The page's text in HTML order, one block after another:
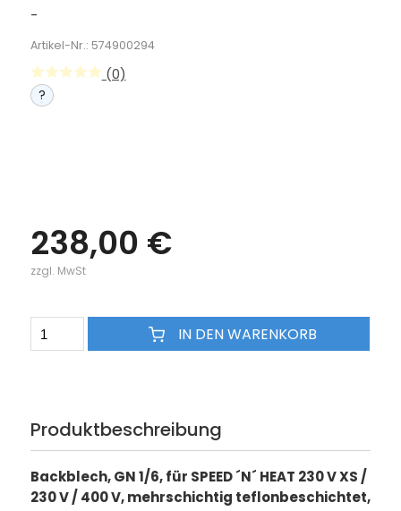
-
Artikel-Nr.: 574900294
(0)
?
238,00 €
zzgl. MwSt
IN DEN WARENKORB
Produktbeschreibung
Backblech, GN 1/6, für SPEED ´N´ HEAT 230 V XS /
230 V / 400 V, mehrschichtig teflonbeschichtet,